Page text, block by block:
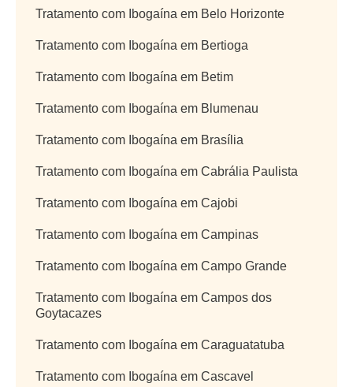
Tratamento com Ibogaína em Belo Horizonte
Tratamento com Ibogaína em Bertioga
Tratamento com Ibogaína em Betim
Tratamento com Ibogaína em Blumenau
Tratamento com Ibogaína em Brasília
Tratamento com Ibogaína em Cabrália Paulista
Tratamento com Ibogaína em Cajobi
Tratamento com Ibogaína em Campinas
Tratamento com Ibogaína em Campo Grande
Tratamento com Ibogaína em Campos dos
Goytacazes
Tratamento com Ibogaína em Caraguatatuba
Tratamento com Ibogaína em Cascavel